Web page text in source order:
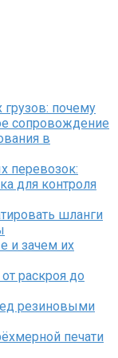
грузов: почему
сопровождение
в
перевозок:
для контроля
шланги
и зачем их
раскроя до
резиновыми
печати